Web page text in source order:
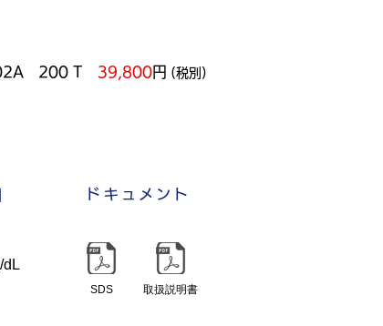
200 T 39,800円 (税別)
ドキュメント
dL
SDS 取扱説明書